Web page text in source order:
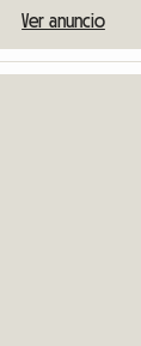
Ver anuncio